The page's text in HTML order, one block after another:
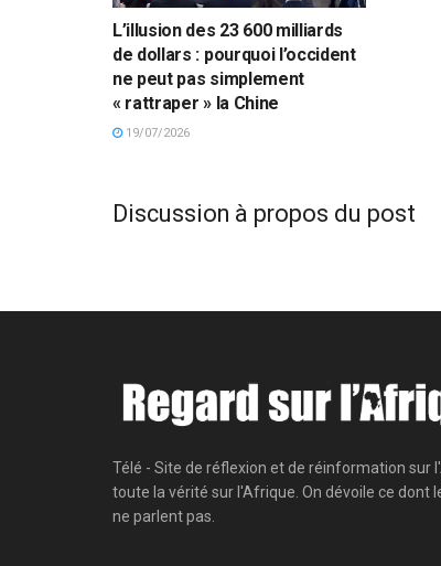
L’illusion des 23 600 milliards
de dollars : pourquoi l’occident
ne peut pas simplement
« rattraper » la Chine
19/07/2026
Discussion à propos du post
Télé - Site de réflexion et de réinformation sur
toute la vérité sur l'Afrique. On dévoile ce dont
ne parlent pas.